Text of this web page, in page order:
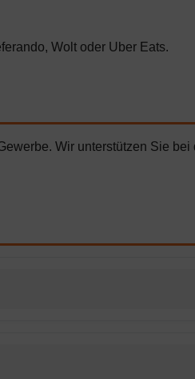
Wolt oder Uber Eats.
Wir unterstützen Sie bei